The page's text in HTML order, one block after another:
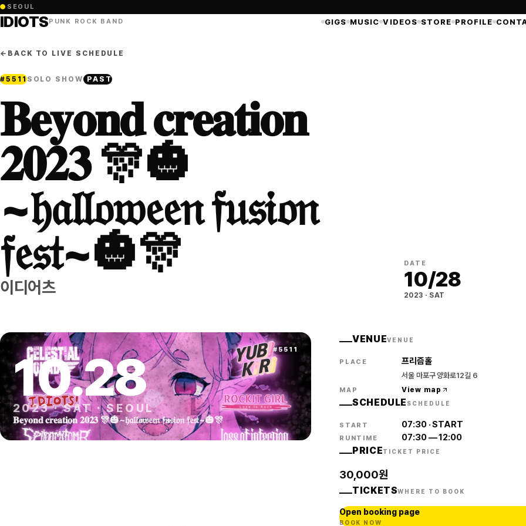
● SEOUL
IDIOTSPUNK ROCK BAND GIGS MUSIC VIDEOS STORE PROFILE
← BACK TO LIVE SCHEDULE
#5511SOLO SHOW PAST
𝐁𝐞𝐲𝐨𝐧𝐝 𝐜𝐫𝐞𝐚𝐭𝐢𝐨𝐧
𝟐𝟎𝟐𝟑 🎊🎃
~𝔥𝔞𝔩𝔩𝔬𝔴𝔢𝔢𝔫 𝔣𝔲𝔰𝔦𝔬𝔫
𝔣𝔢𝔰𝔱~🎃🎊
이디어츠
DATE
10/28
2023 · SAT
# 5511
10.28
2023·SAT ·SEOUL
𝐁𝐞𝐲𝐨𝐧𝐝 𝐜𝐫𝐞𝐚𝐭𝐢𝐨𝐧 𝟐𝟎𝟐𝟑 🎊🎃~𝔥𝔞𝔩𝔩𝔬𝔴𝔢𝔢𝔫 𝔣𝔲𝔰𝔦𝔬𝔫 𝔣𝔢𝔰𝔱~🎃🎊
VENUEVENUE
PLACE 프리즘홀
서울 마포구 양화로12길 6
MAP View map
SCHEDULE SCHEDULE
START 07:30·START
RUNTIME 07:30—12:00
PRICETICKET PRICE
30,000원
TICKETSWHERE TO BOOK
Open booking page
BOOK NOW